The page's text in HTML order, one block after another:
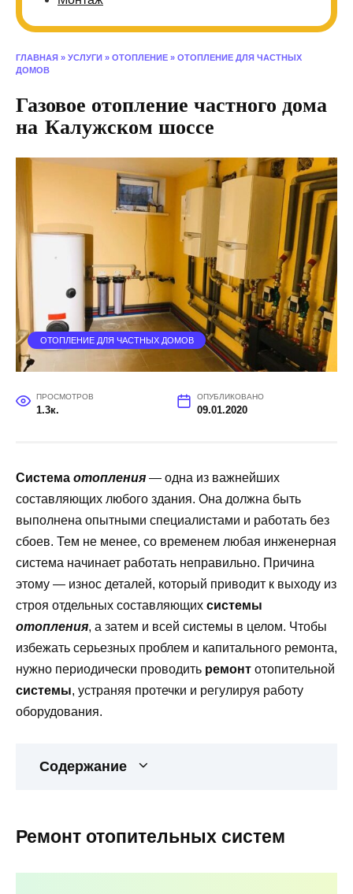
ГЛАВНАЯ » УСЛУГИ » ОТОПЛЕНИЕ » ОТОПЛЕНИЕ ДЛЯ ЧАСТНЫХ
ДОМОВ
Газовое отопление частного дома
на Калужском шоссе
ОТОПЛЕНИЕ ДЛЯ ЧАСТНЫХ ДОМОВ
ПРОСМОТРОВ
1.3к.
ОПУБЛИКОВАНО
09.01.2020
Система отопления — одна из важнейших
составляющих любого здания. Она должна быть
выполнена опытными специалистами и работать без
сбоев. Тем не менее, со временем любая инженерная
система начинает работать неправильно. Причина
этому — износ деталей, который приводит к выходу из
строя отдельных составляющих системы
отопления, а затем и всей системы в целом. Чтобы
избежать серьезных проблем и капитального ремонта,
нужно периодически проводить ремонт отопительной
системы, устраняя протечки и регулируя работу
оборудования.
Содержание
Ремонт отопительных систем